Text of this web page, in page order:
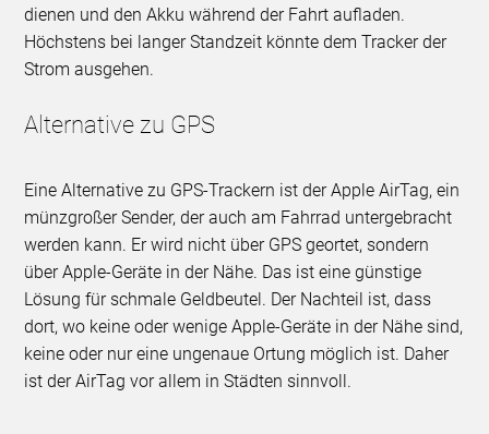
dienen und den Akku während der Fahrt aufladen.
Höchstens bei langer Standzeit könnte dem Tracker der
Strom ausgehen.
Alternative zu GPS
Eine Alternative zu GPS-Trackern ist der Apple AirTag, ein
münzgroßer Sender, der auch am Fahrrad untergebracht
werden kann. Er wird nicht über GPS geortet, sondern
über Apple-Geräte in der Nähe. Das ist eine günstige
Lösung für schmale Geldbeutel. Der Nachteil ist, dass
dort, wo keine oder wenige Apple-Geräte in der Nähe sind,
keine oder nur eine ungenaue Ortung möglich ist. Daher
ist der AirTag vor allem in Städten sinnvoll.